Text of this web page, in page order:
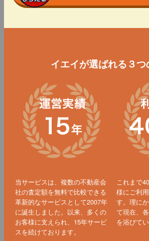
イエイが選ばれる３つ
当サービスは、複数の不動産会
社の査定額を無料で比較できる
革新的なサービスとして2007年
に誕生しました。以来、多くの
お客様に支えられ、15年サービ
スを続けております。
これまで
様にご利
す。理に
て現在、
を浴びてい